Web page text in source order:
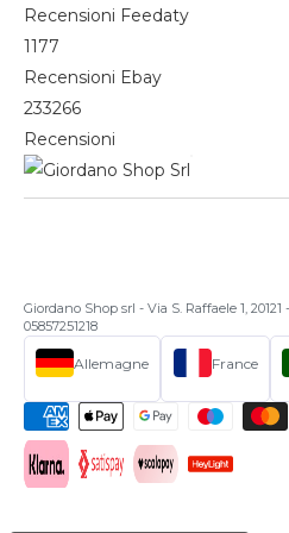
Recensioni Feedaty
1177
Recensioni Ebay
233266
Recensioni
Giordano Shop srl - Via S. Raffaele 1,
05857251218
Allemagne France